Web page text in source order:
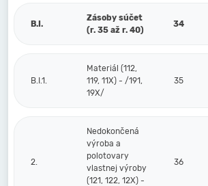
B.I.
Zásoby súčet
(r. 35 až r. 40)
34
B.I.1.
Materiál (112,
119, 11X) - /191,
19X/
35
2.
Nedokončená
výroba a
polotovary
vlastnej výroby
(121, 122, 12X) -
36